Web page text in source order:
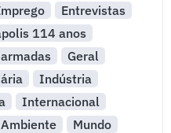
Entrevistas
114 anos
Geral
Indústria
Internacional
Mundo